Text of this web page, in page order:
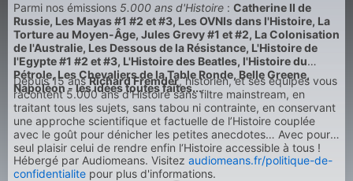
Parmi nos émissions 5.000 ans d'Histoire : Catherine II de
Russie, Les Mayas #1 #2 et #3, Les OVNIs dans l'Histoire, La
Torture au Moyen-Âge, Jules Grevy #1 et #2, La Colonisation
de l'Australie, Les Dessous de la Résistance, L'Histoire de
l'Egypte #1 #2 et #3, L'Histoire des Beatles, l'Histoire du
Pétrole, Les Chevaliers de la Table Ronde, Belle Greene,
Napoléon - les idées toutes faites...
Depuis 15 ansRichard Fremder, historien, et ses équipes vous
racontent 5.000 ans d'Histoire sans filtre mainstream, en
traitant tous les sujets, sans tabou ni contrainte, en conservant
une approche scientifique et factuelle de l’Histoire couplée
avec le goût pour dénicher les petites anecdotes… Avec pour
seul plaisir celui de rendre enfin l‘Histoire accessible à tous !
Hébergé par Audiomeans. Visitez audiomeans.fr/politique-de-
confidentialite pour plus d'informations.